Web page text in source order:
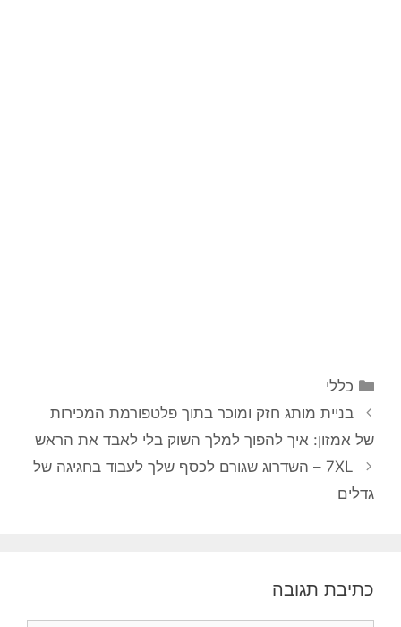
קטגוריות
כללי
ניווט
פוסטים
בניית מותג חזק ומוכר בתוך פלטפורמת המכירות
של אמזון: איך להפוך למלך השוק בלי לאבד את הראש
7XL – השדרוג שגורם לכסף שלך לעבוד בחגיגה של
גדלים
כתיבת תגובה